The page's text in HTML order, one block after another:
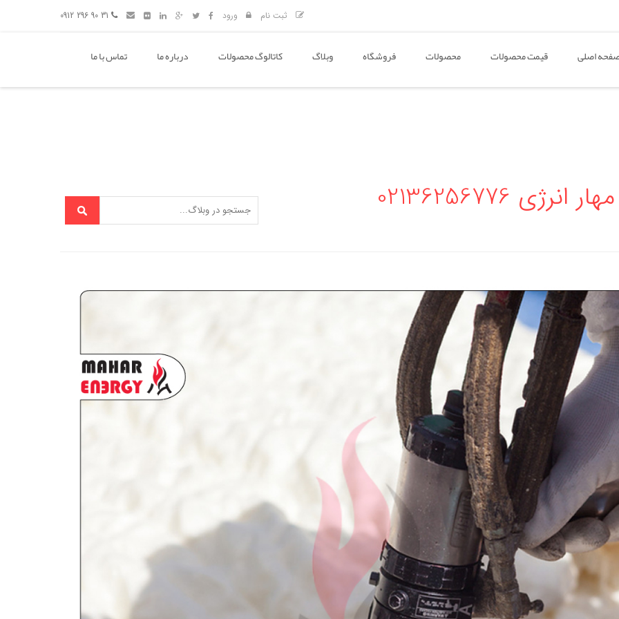
ثبت نام ورود
اصلی قیمت محصولات محصولات فروشگاه وبلاگ کاتالوگ محصولات درباره ما تماس با ما
02136256776